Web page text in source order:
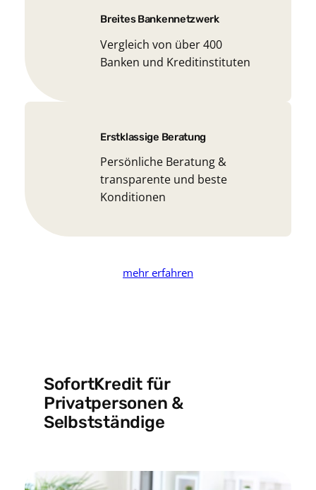
Breites Bankennetzwerk
Vergleich von über 400
Banken und Kreditinstituten
Erstklassige Beratung
Persönliche Beratung &
transparente und beste
Konditionen
mehr erfahren
SofortKredit für
Privatpersonen &
Selbstständige